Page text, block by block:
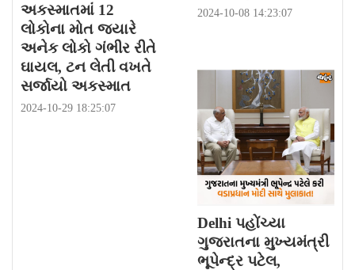
અકસ્માતમાં 12
લોકોના મોત જ્યારે
અનેક લોકો ગંભીર રીતે
ઘાયલ, ટન લેતી વખતે
સર્જાયો અકસ્માત
2024-10-29 18:25:07
2024-10-08 14:23:07
Delhi પહોંચ્યા
ગુજરાતના મુખ્યમંત્રી
ભૂપેન્દ્ર પટેલ,